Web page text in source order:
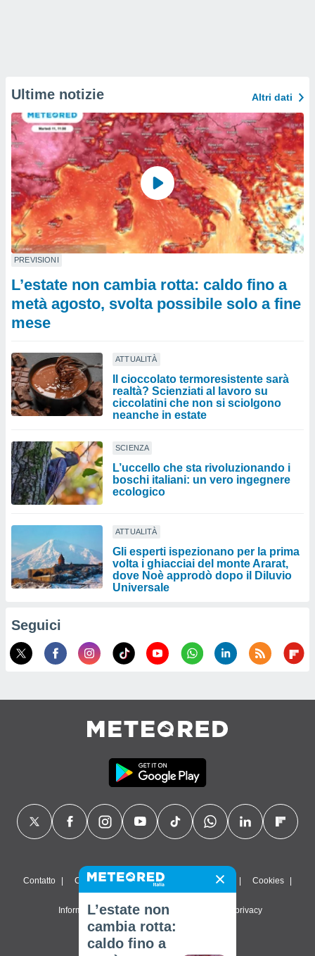
Ultime notizie Altri dati
PREVISIONI
L’estate non cambia rotta: caldo fino a
metà agosto, svolta possibile solo a fine
mese
ATTUALITÀ
Il cioccolato termoresistente sarà
realtà? Scienziati al lavoro su
ciccolatini che non si sciolgono
neanche in estate
SCIENZA
L’uccello che sta rivoluzionando i
boschi italiani: un vero ingegnere
ecologico
ATTUALITÀ
Gli esperti ispezionano per la prima
volta i ghiacciai del monte Ararat,
dove Noè approdò dopo il Diluvio
Universale
Seguici
Contatto Chi siamo FAQ Termini di utilizzo Cookies
Informativa sulla privacy Impostazioni sulla privacy
© 2026 Meteored. Tutti i diritti riservati
L’estate non
cambia rotta:
caldo fino a